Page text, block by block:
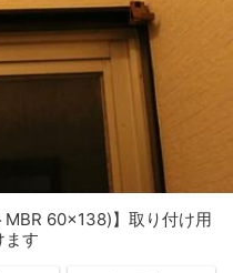
MBR 60x138)】取り付け用
ます